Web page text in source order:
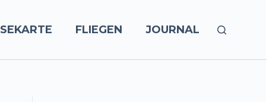
FLIEGEN JOURNAL